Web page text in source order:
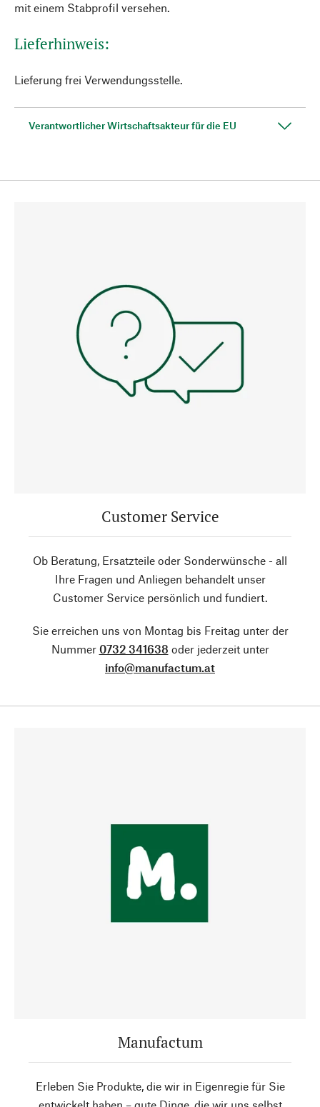
mit einem Stabprofil versehen.
Lieferhinweis:
Lieferung frei Verwendungsstelle.
Verantwortlicher Wirtschaftsakteur für die EU
Customer Service
Ob Beratung, Ersatzteile oder Sonderwünsche - all
Ihre Fragen und Anliegen behandelt unser
Customer Service persönlich und fundiert.
Sie erreichen uns von Montag bis Freitag unter der
Nummer 0732 341638 oder jederzeit unter
info@manufactum.at
Manufactum
Erleben Sie Produkte, die wir in Eigenregie für Sie